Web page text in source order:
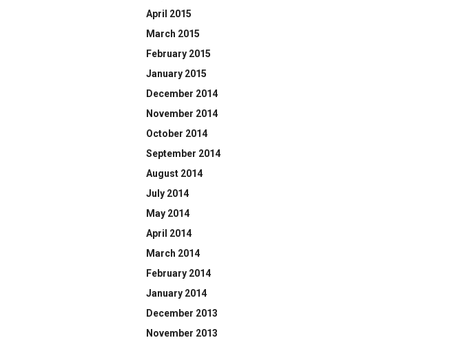
April 2015
March 2015
February 2015
January 2015
December 2014
November 2014
October 2014
September 2014
August 2014
July 2014
May 2014
April 2014
March 2014
February 2014
January 2014
December 2013
November 2013